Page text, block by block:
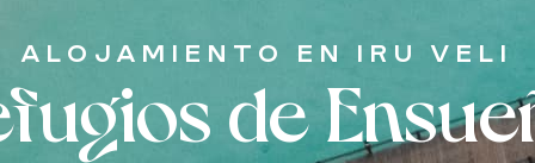
ALOJAMIENTO EN IRU VELI
de